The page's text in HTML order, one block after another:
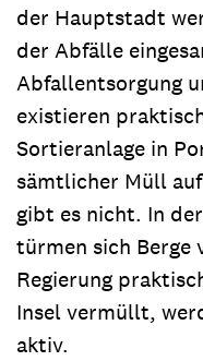
der Hauptstadt
der Abfälle
Abfallentsorgung
existieren
Sortieranlage in
sämtlicher Müll
gibt es nicht. In
türmen sich Berge
Regierung
Insel vermüllt,
aktiv.